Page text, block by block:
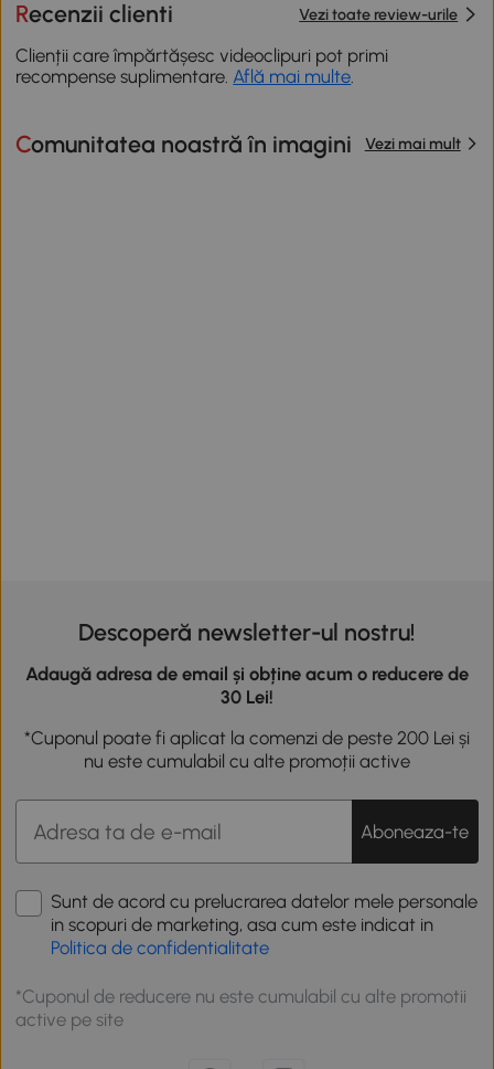
Recenzii clienti Vezi toate review-urile
Clienții care împărtășesc videoclipuri pot primi
recompense suplimentare. Află mai multe
Comunitatea noastră în imagini Vezi mai mult
Descoperă newsletter-ul nostru!
Adaugă adresa de email și obține acum o reducere de
30 Lei!
*Cuponul poate fi aplicat la comenzi de peste 200 Lei și
nu este cumulabil cu alte promoții active
Aboneaza-te
Sunt de acord cu prelucrarea datelor mele personale
in scopuri de marketing, asa cum este indicat in
Politica de confidentialitate
*Cuponul de reducere nu este cumulabil cu alte promotii
active pe site